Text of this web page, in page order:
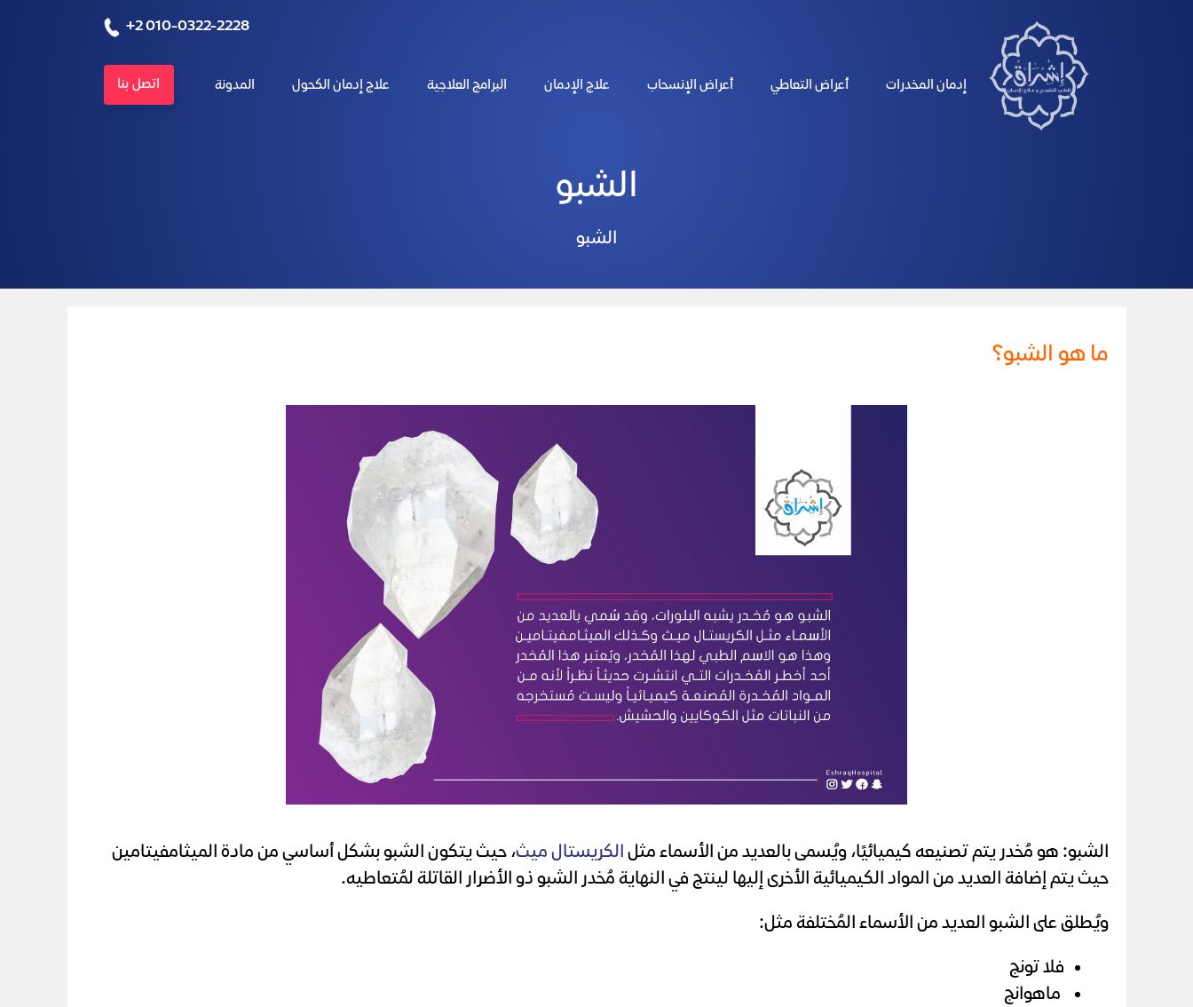
+2 010-0322-2228
الرئيسية إدمان المخدرات أعراض التعاطي أعراض الإنسحاب علاج الإدمان البرامج العلاجية علاج إدمان الكحول المدونة اتصل بنا
الشبو
الشبو
ما هو الشبو؟
الشبو: هو مُخدر يتم تصنيعه كيميائيًا، ويُسمى بالعديد من الأسماء مثل الكريستال ميث، حيث يتكون الشبو بشكل أساسي من مادة الميثامفيتامين
حيث يتم إضافة العديد من المواد الكيميائية الأخرى إليها لينتج في النهاية مُخدر الشبو ذو الأضرار القاتلة لمُتعاطيه.
ويُطلق على الشبو العديد من الأسماء المُختلفة مثل:
فلا تونج
ماهوانج